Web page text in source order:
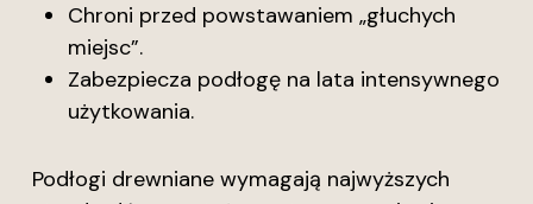
Chroni przed powstawaniem „głuchych
miejsc”.
Zabezpiecza podłogę na lata intensywnego
użytkowania.
Podłogi drewniane wymagają najwyższych